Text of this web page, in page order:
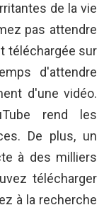
de la vie
pas attendre
téléchargée sur
d'attendre
d'une vidéo.
rend les
De plus, un
à des milliers
télécharger
à la recherche